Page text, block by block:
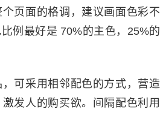
页面的格调，建议画面色彩不
例最好是 70%的主色，25%的
可采用相邻配色的方式，营造
发人的购买欲。间隔配色利用